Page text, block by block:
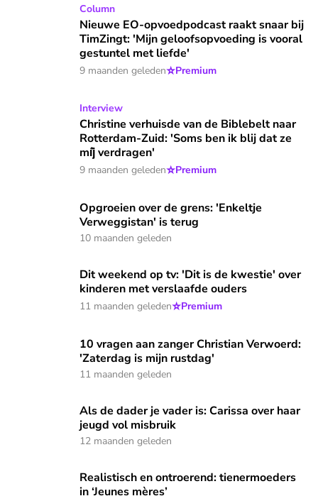
Nieuwe EO-opvoedpodcast raakt snaar bij TimZingt:
Column
Nieuwe EO-opvoedpodcast raakt snaar bij
TimZingt: 'Mijn geloofsopvoeding is vooral
gestuntel met liefde'
9 maanden geleden⭐Premium
Christine verhuisde van de Biblebelt naar Rotterdam-
Interview
Christine verhuisde van de Biblebelt naar
Rotterdam-Zuid: 'Soms ben ik blij dat ze
míj́ verdragen'
9 maanden geleden⭐Premium
Opgroeien over de grens: 'Enkeltje Verweggistan' is terug
Opgroeien over de grens: 'Enkeltje
Verweggistan' is terug
10 maanden geleden
Dit weekend op tv: 'Dit is de kwestie' over kinderen met
Dit weekend op tv: 'Dit is de kwestie' over
kinderen met verslaafde ouders
11 maanden geleden⭐Premium
10 vragen aan zanger Christian Verwoerd: 'Zaterdag is mijn
10 vragen aan zanger Christian Verwoerd:
'Zaterdag is mijn rustdag'
11 maanden geleden
Als de dader je vader is: Carissa over haar jeugd vol
Als de dader je vader is: Carissa over haar
jeugd vol misbruik
12 maanden geleden
Realistisch en ontroerend: tienermoeders in ‘Jeunes mères’
Realistisch en ontroerend: tienermoeders
in ‘Jeunes mères’